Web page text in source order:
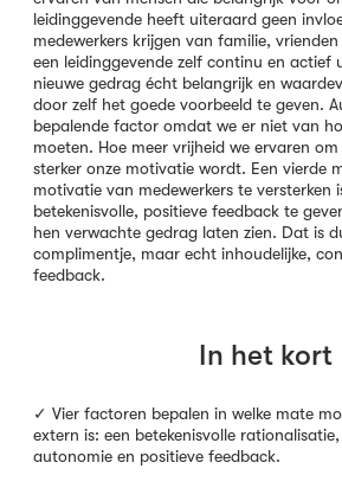
leidinggevende heeft uiteraard geen
medewerkers krijgen van familie, vrienden
een leidinggevende zelf continu en actief
nieuwe gedrag écht belangrijk en
door zelf het goede voorbeeld te geven.
bepalende factor omdat we er niet van
moeten. Hoe meer vrijheid we ervaren
sterker onze motivatie wordt. Een vierde
motivatie van medewerkers te versterken
betekenisvolle, positieve feedback te
hen verwachte gedrag laten zien. Dat is
complimentje, maar echt inhoudelijke,
feedback.
In het kort
✓ Vier factoren bepalen in welke mate
extern is: een betekenisvolle
autonomie en positieve feedback.